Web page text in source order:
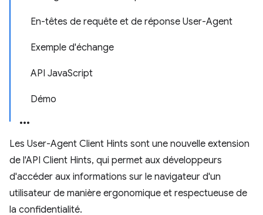
En-têtes de requête et de réponse User-Agent
Exemple d'échange
API JavaScript
Démo
Les User-Agent Client Hints sont une nouvelle extension
de l'API Client Hints, qui permet aux développeurs
d'accéder aux informations sur le navigateur d'un
utilisateur de manière ergonomique et respectueuse de
la confidentialité.